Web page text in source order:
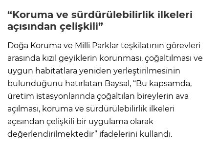
“Koruma ve sürdürülebilirlik ilkeleri
açısından çelişkili”
Doğa Koruma ve Milli Parklar teşkilatının görevleri
arasında kızıl geyiklerin korunması, çoğaltılması ve
uygun habitatlara yeniden yerleştirilmesinin
bulunduğunu hatırlatan Baysal, “Bu kapsamda,
üretim istasyonlarında çoğaltılan bireylerin ava
açılması, koruma ve sürdürülebilirlik ilkeleri
açısından çelişkili bir uygulama olarak
değerlendirilmektedir” ifadelerini kullandı.